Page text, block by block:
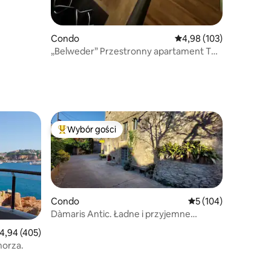
Condo Średnia ocena: 4,98
4,98 (103)
„Belweder” Przestronny apartament T4,
gości
ocena: 4,94 na 5, liczba recenzji: 405
4,94 (405)
Najpopularniejsze z kategorii Wybór gości
Wybór gości
Condo Średnia ocena: 5
5 (104)
Dàmaris Antic. Ładne i przyjemne